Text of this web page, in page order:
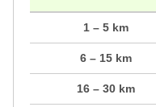
1 – 5 km
6 – 15 km
16 – 30 km